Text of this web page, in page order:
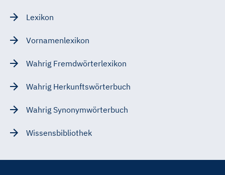
Lexikon
Vornamenlexikon
Wahrig Fremdwörterlexikon
Wahrig Herkunftswörterbuch
Wahrig Synonymwörterbuch
Wissensbibliothek